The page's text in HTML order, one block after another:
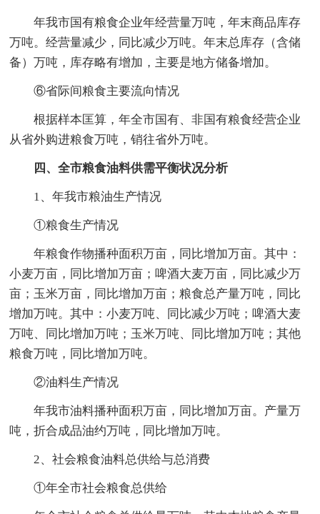
年我市国有粮食企业年经营量万吨，年末商品库存
万吨。经营量减少，同比减少万吨。年末总库存（含储
备）万吨，库存略有增加，主要是地方储备增加。
⑥省际间粮食主要流向情况
根据样本匡算，年全市国有、非国有粮食经营企业
从省外购进粮食万吨，销往省外万吨。
四、全市粮食油料供需平衡状况分析
1、年我市粮油生产情况
①粮食生产情况
年粮食作物播种面积万亩，同比增加万亩。其中：
小麦万亩，同比增加万亩；啤酒大麦万亩，同比减少万
亩；玉米万亩，同比增加万亩；粮食总产量万吨，同比
增加万吨。其中：小麦万吨、同比减少万吨；啤酒大麦
万吨、同比增加万吨；玉米万吨、同比增加万吨；其他
粮食万吨，同比增加万吨。
②油料生产情况
年我市油料播种面积万亩，同比增加万亩。产量万
吨，折合成品油约万吨，同比增加万吨。
2、社会粮食油料总供给与总消费
①年全市社会粮食总供给